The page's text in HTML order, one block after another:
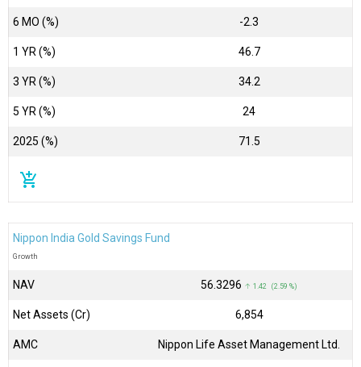
6 MO (%) -2.3
1 YR (%) 46.7
3 YR (%) 34.2
5 YR (%) 24
2025 (%) 71.5
add_shopping_cart
Nippon India Gold Savings Fund
Growth
NAV ₹56.3296 ↑ 1.42 (2.59 %)
Net Assets (Cr) ₹6,854
AMC Nippon Life Asset Management Ltd.